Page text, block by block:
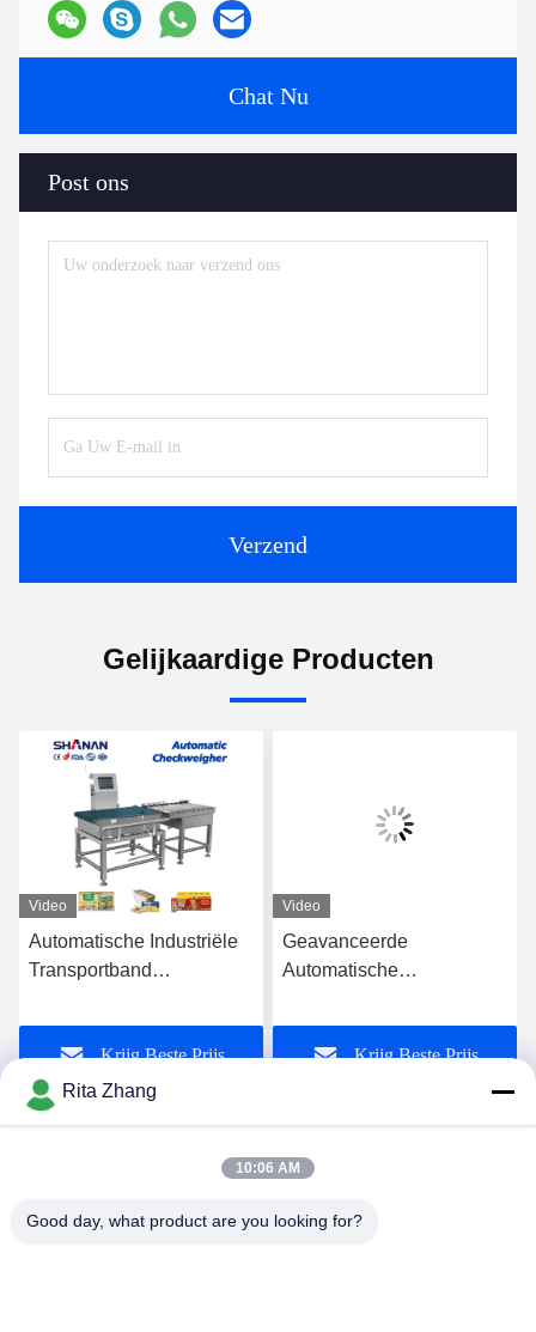
Chat Nu
Post ons
Verzend
Gelijkaardige Producten
Video
Automatische Industriële
Transportband
CheckWeight Machine
WeegschaalKrijg Beste Prijs
Video
Geavanceerde
Automatische
Snelle en Nauwkeurige
Gewichtmeting en
Krijg Beste Prijs
GUANGDONG SHANAN TECHNOLOGY
Rita Zhang
10:06 AM
Good day, what product are you looking for?